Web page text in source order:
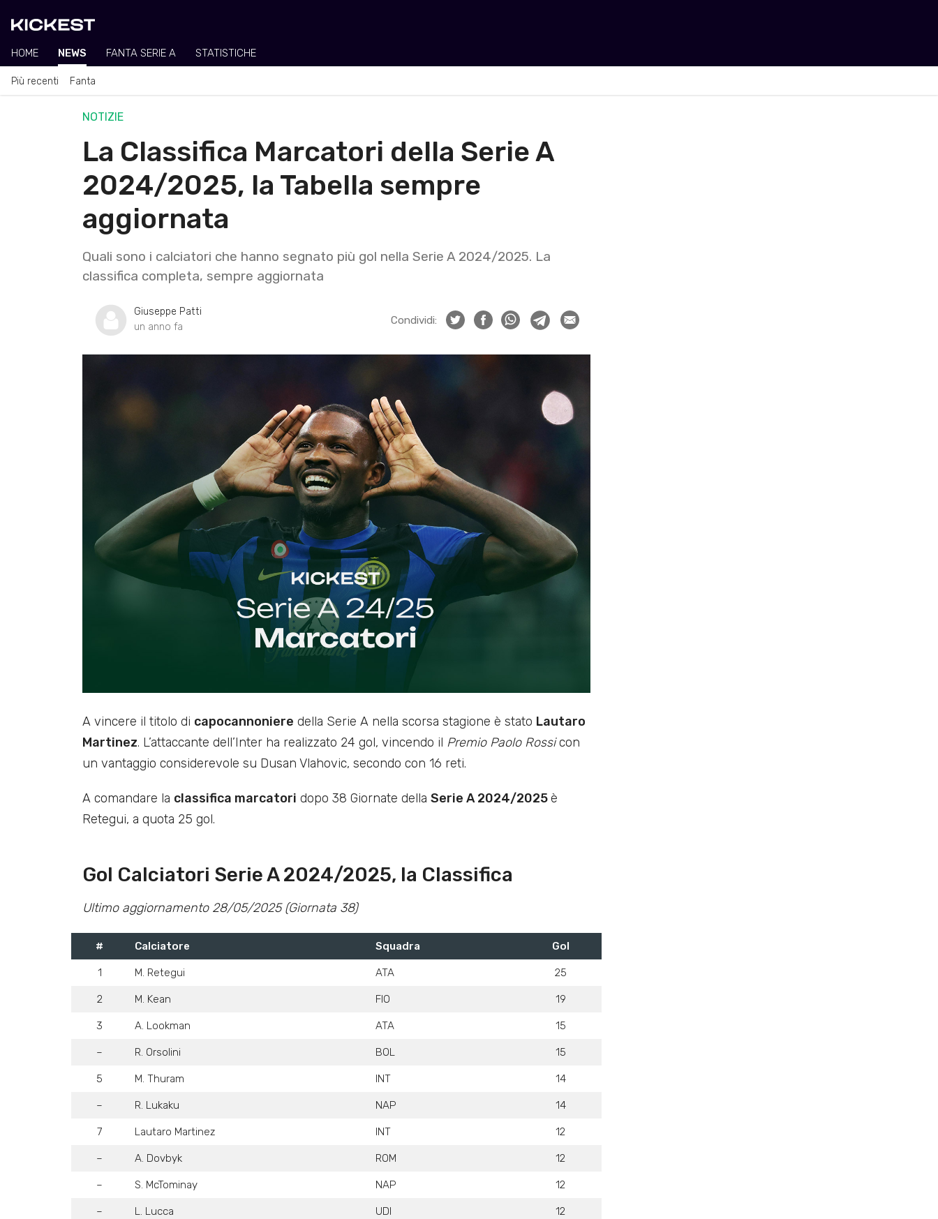
HOME NEWS FANTA SERIE A STATISTICHE
Più recenti Fanta
NOTIZIE
La Classifica Marcatori della Serie A
2024/2025, la Tabella sempre
aggiornata
Quali sono i calciatori che hanno segnato più gol nella Serie A 2024/2025. La
classifica completa, sempre aggiornata
Giuseppe Patti
un anno fa
Condividi:
A vincere il titolo di capocannoniere della Serie A nella scorsa stagione è stato Lautaro
Martinez. L’attaccante dell’Inter ha realizzato 24 gol, vincendo il Premio Paolo Rossicon
un vantaggio considerevole su Dusan Vlahovic, secondo con 16 reti.
A comandare la classifica marcatori dopo 38 Giornate della Serie A 2024/2025è
Retegui, a quota 25 gol.
Gol Calciatori Serie A 2024/2025, la Classifica
Ultimo aggiornamento 28/05/2025 (Giornata 38)
# Calciatore Squadra Gol
1 M. Retegui ATA 25
2 M. Kean FIO 19
3 A. Lookman ATA 15
– R. Orsolini BOL 15
5 M. Thuram INT 14
– R. Lukaku NAP 14
7 Lautaro Martinez INT 12
– A. Dovbyk ROM 12
– S. McTominay NAP 12
– L. Lucca UDI 12